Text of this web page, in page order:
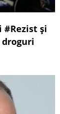
şi